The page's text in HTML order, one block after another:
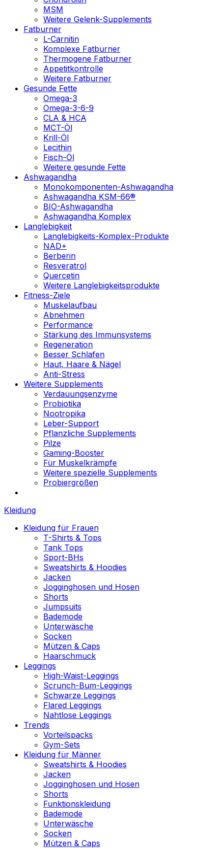
MSM
Weitere Gelenk-Supplements
Fatburner
L-Carnitin
Komplexe Fatburner
Thermogene Fatburner
Appetitkontrolle
Weitere Fatburner
Gesunde Fette
Omega-3
Omega-3-6-9
CLA & HCA
MCT-Öl
Krill-Öl
Lecithin
Fisch-Öl
Weitere gesunde Fette
Ashwagandha
Monokomponenten-Ashwagandha
Ashwagandha KSM-66®
BIO-Ashwagandha
Ashwagandha Komplex
Langlebigkeit
Langlebigkeits-Komplex-Produkte
NAD+
Berberin
Resveratrol
Quercetin
Weitere Langlebigkeitsprodukte
Fitness-Ziele
Muskelaufbau
Abnehmen
Performance
Stärkung des Immunsystems
Regeneration
Besser Schlafen
Haut, Haare & Nägel
Anti-Stress
Weitere Supplements
Verdauungsenzyme
Probiotika
Nootropika
Leber-Support
Pflanzliche Supplements
Pilze
Gaming-Booster
Für Muskelkrämpfe
Weitere spezielle Supplements
Probiergrößen
Kleidung
Kleidung für Frauen
T-Shirts & Tops
Tank Tops
Sport-BHs
Sweatshirts & Hoodies
Jacken
Jogginghosen und Hosen
Shorts
Jumpsuits
Bademode
Unterwäsche
Socken
Mützen & Caps
Haarschmuck
Leggings
High-Waist-Leggings
Scrunch-Bum-Leggings
Schwarze Leggings
Flared Leggings
Nahtlose Leggings
Trends
Vorteilspacks
Gym-Sets
Kleidung für Männer
Sweatshirts & Hoodies
Jacken
Jogginghosen und Hosen
Shorts
Funktionskleidung
Bademode
Unterwäsche
Socken
Mützen & Caps